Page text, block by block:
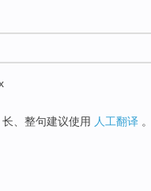
、整句建议使用 人工翻译